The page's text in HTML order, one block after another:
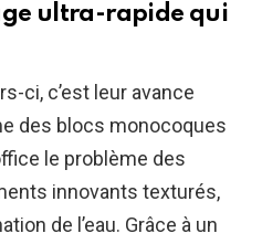
ultra-rapide qui
ci, c’est leur avance
des blocs monocoques
le problème des
innovants texturés,
de l’eau. Grâce à un